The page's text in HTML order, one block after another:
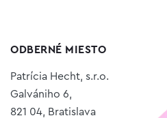
ODBERNÉ MIESTO
Patrícia Hecht, s.r.o.
Galvániho 6,
821 04, Bratislava